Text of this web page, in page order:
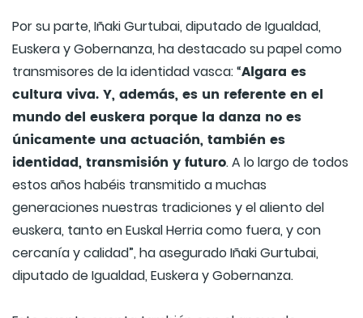
Por su parte, Iñaki Gurtubai, diputado de Igualdad,
Euskera y Gobernanza, ha destacado su papel como
transmisores de la identidad vasca: “Algara es
cultura viva. Y, además, es un referente en el
mundo del euskera porque la danza no es
únicamente una actuación, también es
identidad, transmisión y futuro. A lo largo de todos
estos años habéis transmitido a muchas
generaciones nuestras tradiciones y el aliento del
euskera, tanto en Euskal Herria como fuera, y con
cercanía y calidad”, ha asegurado Iñaki Gurtubai,
diputado de Igualdad, Euskera y Gobernanza.